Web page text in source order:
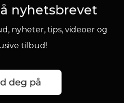
nyhetsbrevet
nyheter, tips, videoer og
tilbud!